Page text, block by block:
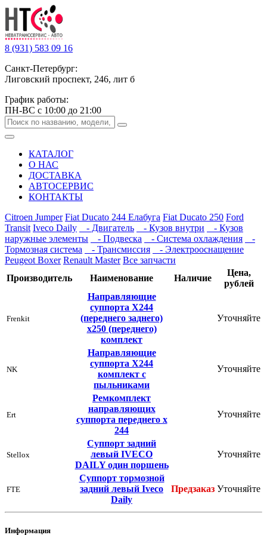
8 (931) 583 09 16
Санкт-Петербург:
Лиговский проспект, 246, лит б
График работы:
ПН-ВС с 10:00 до 21:00
КАТАЛОГ
О НАС
ДОСТАВКА
АВТОСЕРВИС
КОНТАКТЫ
Citroen Jumper Fiat Ducato 244 Елабуга Fiat Ducato 250 Ford
Transit Iveco Daily - Двигатель - Кузов внутри
- Кузов
наружные элементы
- Подвеска - Система охлаждения
-
Тормозная система
- Трансмиссия
- Электрооснащение
Peugeot Boxer Renault Master Все запчасти
Производитель
Наименование Наличие
Цена,
рублей
Frenkit
Направляющие
суппорта Х244
(переднего заднего)
х250 (переднего)
комплект
Уточняйте
NK
Направляющие
суппорта Х244
комплект с
пыльниками
Уточняйте
Ert
Ремкомплект
направляющих
суппорта переднего х
244
Уточняйте
Stellox
Суппорт задний
левый IVECO
DAILY один поршень
Уточняйте
FTE
Суппорт тормозной
задний левый Iveco
Daily
Предзаказ Уточняйте
Информация